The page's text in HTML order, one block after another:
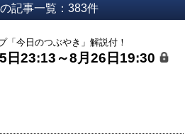
記事一覧：383件
「今日のつぶやき」解説付！
日23:13～8月26日19:30